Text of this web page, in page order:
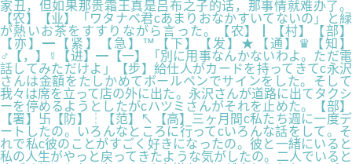
家丑，但如果那贵霜王真是吕布之子的话，那事情就难办了。
【农】【业】「ワタナベ君cあまりおなかすいてないの」と緑
が熱いお茶をすすりながら言った。【农】┃【村】【部】
【亦】━【紧】【急】™【下】【发】★【通】♛【知】
♂【，】☿【进】━【一】「別に用事なんかないわよ。ただ電
話してみただけよ」【步】給仕人がカードを持ってきてc永沢
さんは金額をたしかめてボールペンでサインをした。そして
我々は席を立って店の外に出た。永沢さんが道路に出てタクシ
ーを停めるようとしたがcハツミさんがそれを止めた。【部】
【署】卐【防】┆【范】↖【高】三ヶ月間c私たち週に一度デ
ートしたの。いろんなところに行ってcいろんな話をして。そ
れで私c彼のことがすごく好きになったの。彼と一緒にいると
私の人生がやっと戻ってきたような気がしたの。二人でいると